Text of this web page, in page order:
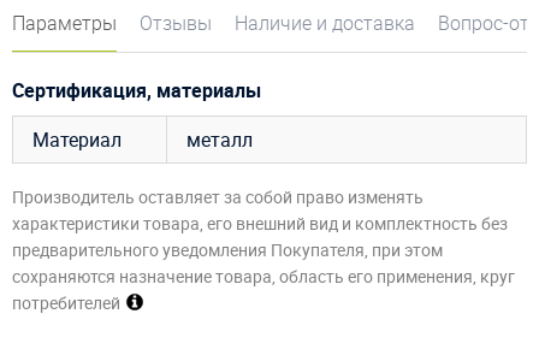
Параметры Отзывы Наличие и доставка Вопрос-
Сертификация, материалы
Материал
металл
Производитель оставляет за собой право изменять
характеристики товара, его внешний вид и комплектность без
предварительного уведомления Покупателя, при этом
сохраняются назначение товара, область его применения, круг
потребителей